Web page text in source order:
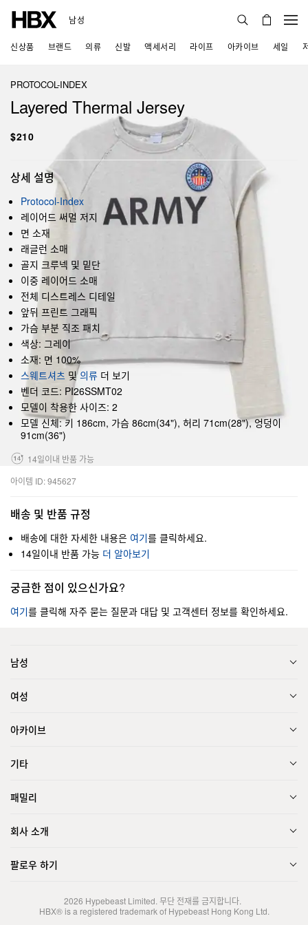
남성
신상품 브랜드 의류 신발 액세서리 라이프 아카이브 세일
PROTOCOL-INDEX
Layered Thermal Jersey
$210
상세 설명
Protocol-Index
레이어드 써멀 저지
면 소재
래글런 소매
골지 크루넥 및 밑단
이중 레이어드 소매
전체 디스트레스 디테일
앞뒤 프린트 그래픽
가슴 부분 직조 패치
색상: 그레이
소재: 면 100%
스웨트셔츠 및의류 더 보기
벤더 코드: PI26SSMT02
모델이 착용한 사이즈: 2
모델 신체: 키 186cm, 가슴 86cm(34"), 허리 71cm(28"), 엉덩이
91cm(36")
14일이내 반품 가능
아이템 ID: 945627
배송 및 반품 규정
배송에 대한 자세한 내용은 여기를 클릭하세요.
14일이내 반품 가능 더 알아보기
궁금한 점이 있으신가요?
여기를 클릭해 자주 묻는 질문과 대답 및 고객센터 정보를 확인하세요.
남성
여성
아카이브
기타
패밀리
회사 소개
팔로우 하기
2026 Hypebeast Limited. 무단 전재를 금지합니다.
HBX® is a registered trademark of Hypebeast Hong Kong Ltd.